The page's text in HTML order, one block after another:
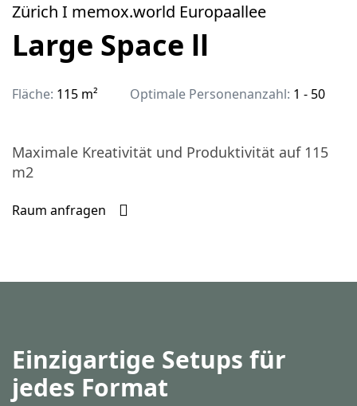
Zürich I memox.world Europaallee
Large Space ll
Fläche: 115 m² Optimale Personenanzahl: 1 - 50
Maximale Kreativität und Produktivität auf 115
m2
Raum anfragen
Einzigartige Setups für
jedes Format